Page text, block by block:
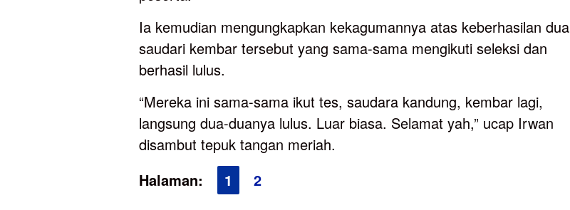
Ia kemudian mengungkapkan kekagumannya atas keberhasilan dua
saudari kembar tersebut yang sama-sama mengikuti seleksi dan
berhasil lulus.
“Mereka ini sama-sama ikut tes, saudara kandung, kembar lagi,
langsung dua-duanya lulus. Luar biasa. Selamat yah,” ucap Irwan
disambut tepuk tangan meriah.
Halaman:
1 2